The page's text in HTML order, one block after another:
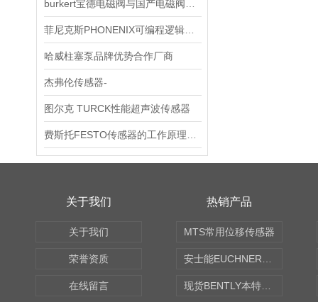
哈威柱塞泵品牌优势合作厂商
杰弗伦传感器-
图尔克 TURCK性能超声波传感器
关于我们
关于我们
荣誉资质
在线留言
热销产品
MTS常用位移传感器